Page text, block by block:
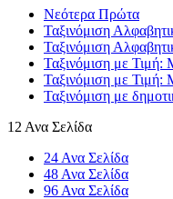
Νεότερα Πρώτα
Ταξινόμιση
Ταξινόμιση
Ταξινόμιση με
Ταξινόμιση με
Ταξινόμιση με
12 Ανα Σελίδα
24 Ανα Σελίδα
48 Ανα Σελίδα
96 Ανα Σελίδα